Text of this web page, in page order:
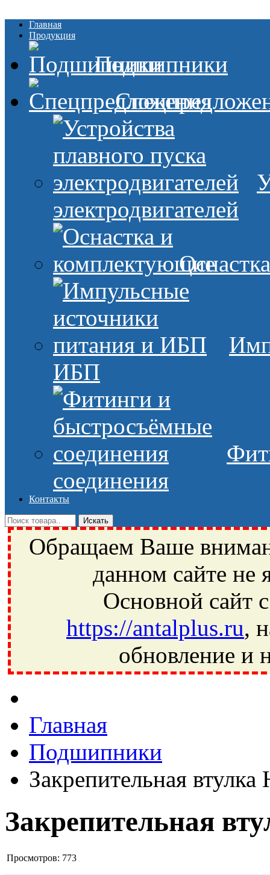
Главная
Продукция
Подшипники
электродвигателей
ИБП
соединения
Контакты
Обращаем Ваше
данном сайте не
Основной сайт
https://antalplus.ru,
обновление и
Ивантеевка, подшипники, пневматика, метизы, техника,
Главная
Подшипники
Закрепительная втулка
Закрепительная
Просмотров: 773